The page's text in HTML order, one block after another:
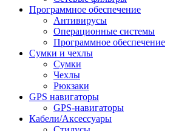
Программное обеспечение
Антивирусы
Операционные системы
Программное обеспечение
Сумки и чехлы
Сумки
Чехлы
Рюкзаки
GPS навигаторы
GPS-навигаторы
Кабели/Аксессуары